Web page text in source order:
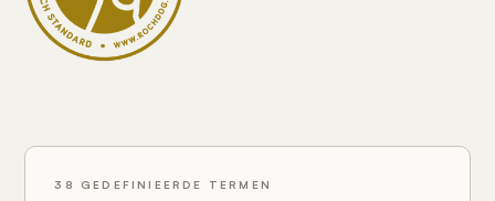
38 GEDEFINIEERDE TERMEN